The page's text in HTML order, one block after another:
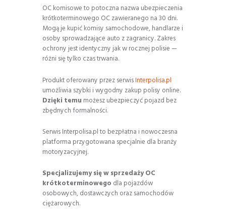
OC komisowe to potoczna nazwa ubezpieczenia
krótkoterminowego OC zawieranego na 30 dni.
Mogą je kupić komisy samochodowe, handlarze i
osoby sprowadzające auto z zagranicy. Zakres
ochrony jest identyczny jak w rocznej polisie —
różni się tylko czas trwania.
Produkt oferowany przez serwisInterpolisa.pl
umożliwia szybki i wygodny zakup polisy online.
Dzięki temu możesz ubezpieczyć pojazd bez
zbędnych formalności.
Serwis Interpolisa.pl to bezpłatna i nowoczesna
platforma przygotowana specjalnie dla branży
motoryzacyjnej.
Specjalizujemy się w sprzedaży OC
krótkoterminowego dla pojazdów
osobowych, dostawczych oraz samochodów
ciężarowych.